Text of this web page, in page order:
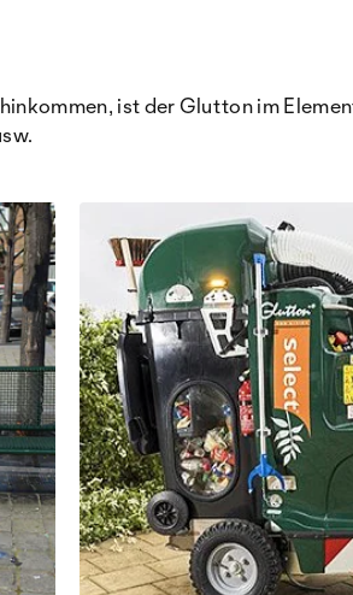
ist der Glutton im